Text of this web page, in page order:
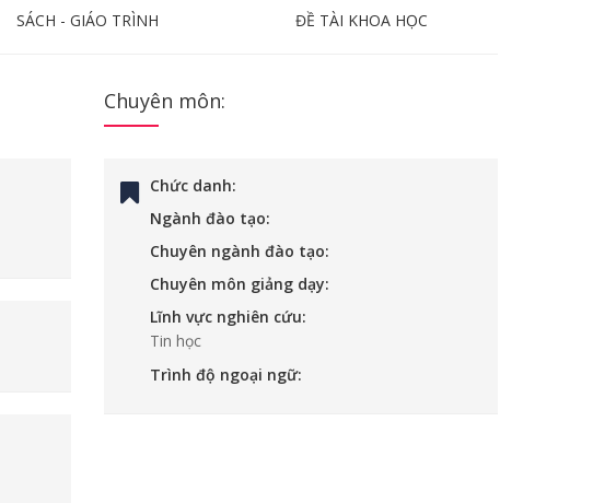
SÁCH - GIÁO TRÌNH ĐỀ TÀI KHOA HỌC
Chuyên môn:
Chức danh:
Ngành đào tạo:
Chuyên ngành đào tạo:
Chuyên môn giảng dạy:
Lĩnh vực nghiên cứu:
Tin học
Trình độ ngoại ngữ: